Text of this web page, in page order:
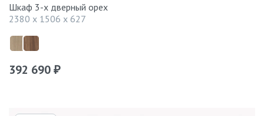
Шкаф 3-х дверный орех
2380 x 1506 x 627
392 690 ₽